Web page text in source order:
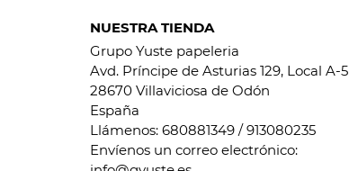
NUESTRA TIENDA
Grupo Yuste papeleria
Avd. Príncipe de Asturias 129, Local A-5
28670 Villaviciosa de Odón
España
Llámenos: 680881349 / 913080235
Envíenos un correo electrónico: